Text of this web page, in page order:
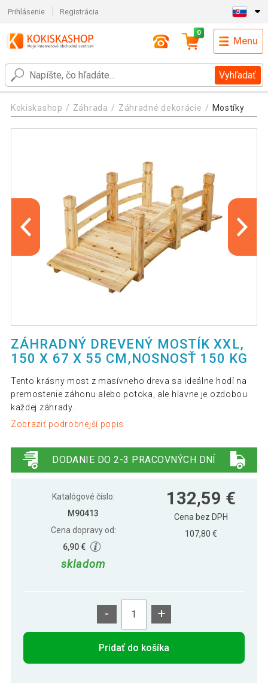
Prihlásenie Registrácia
Vyhľadať
0
Menu
Kokiskashop Záhrada Záhradné dekorácie Mostíky
ZÁHRADNÝ DREVENÝ MOSTÍK XXL,
150 X 67 X 55 CM,NOSNOSŤ 150 KG
Tento krásny most z masívneho dreva sa ideálne hodí na
premostenie záhonu alebo potoka, ale hlavne je ozdobou
každej záhrady.
Zobraziť podrobnejší popis
DODANIE DO 2-3 PRACOVNÝCH DNÍ
Katalógové číslo:
M90413
Cena dopravy od:
6,90 €
skladom
132,59 €
Cena bez DPH
107,80 €
- +
Pridať do košíka